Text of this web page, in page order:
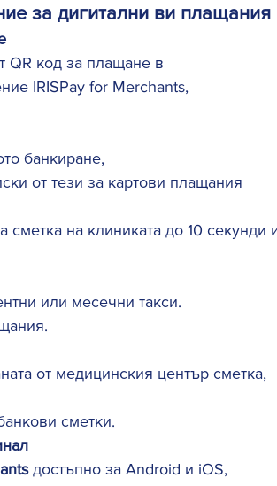
за дигитални ви плащания
QR код за плащане в
IRISPay for Merchants,
банкиране,
от тези за картови плащания
на клиниката до 10 секунди
или месечни такси.
от медицинския център сметка,
сметки.
достъпно за Android и iOS,